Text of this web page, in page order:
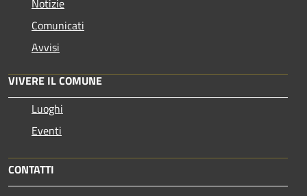
Notizie
Comunicati
Avvisi
VIVERE IL COMUNE
Luoghi
Eventi
CONTATTI